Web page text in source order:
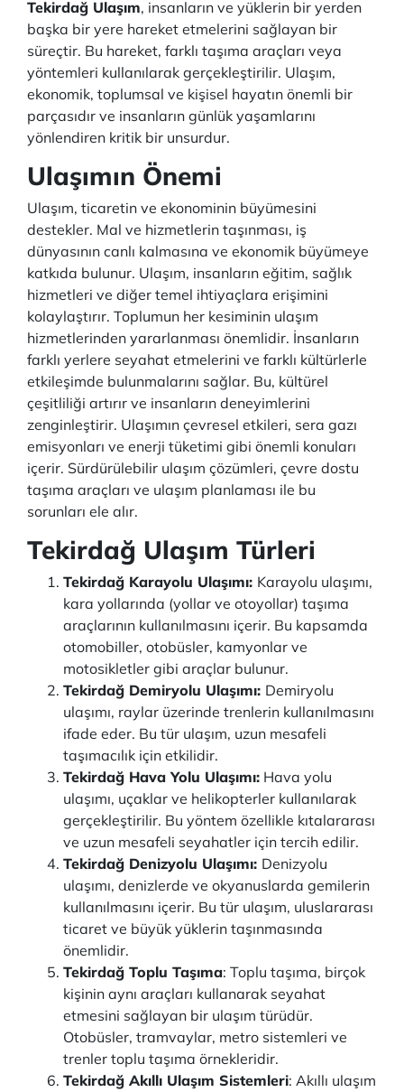
Tekirdağ Ulaşım, insanların ve yüklerin bir yerden
başka bir yere hareket etmelerini sağlayan bir
süreçtir. Bu hareket, farklı taşıma araçları veya
yöntemleri kullanılarak gerçekleştirilir. Ulaşım,
ekonomik, toplumsal ve kişisel hayatın önemli bir
parçasıdır ve insanların günlük yaşamlarını
yönlendiren kritik bir unsurdur.
Ulaşımın Önemi
Ulaşım, ticaretin ve ekonominin büyümesini
destekler. Mal ve hizmetlerin taşınması, iş
dünyasının canlı kalmasına ve ekonomik büyümeye
katkıda bulunur. Ulaşım, insanların eğitim, sağlık
hizmetleri ve diğer temel ihtiyaçlara erişimini
kolaylaştırır. Toplumun her kesiminin ulaşım
hizmetlerinden yararlanması önemlidir. İnsanların
farklı yerlere seyahat etmelerini ve farklı kültürlerle
etkileşimde bulunmalarını sağlar. Bu, kültürel
çeşitliliği artırır ve insanların deneyimlerini
zenginleştirir. Ulaşımın çevresel etkileri, sera gazı
emisyonları ve enerji tüketimi gibi önemli konuları
içerir. Sürdürülebilir ulaşım çözümleri, çevre dostu
taşıma araçları ve ulaşım planlaması ile bu
sorunları ele alır.
Tekirdağ Ulaşım Türleri
Tekirdağ Karayolu Ulaşımı: Karayolu ulaşımı,
kara yollarında (yollar ve otoyollar) taşıma
araçlarının kullanılmasını içerir. Bu kapsamda
otomobiller, otobüsler, kamyonlar ve
motosikletler gibi araçlar bulunur.
Tekirdağ Demiryolu Ulaşımı: Demiryolu
ulaşımı, raylar üzerinde trenlerin kullanılmasını
ifade eder. Bu tür ulaşım, uzun mesafeli
taşımacılık için etkilidir.
Tekirdağ Hava Yolu Ulaşımı: Hava yolu
ulaşımı, uçaklar ve helikopterler kullanılarak
gerçekleştirilir. Bu yöntem özellikle kıtalararası
ve uzun mesafeli seyahatler için tercih edilir.
Tekirdağ Denizyolu Ulaşımı: Denizyolu
ulaşımı, denizlerde ve okyanuslarda gemilerin
kullanılmasını içerir. Bu tür ulaşım, uluslararası
ticaret ve büyük yüklerin taşınmasında
önemlidir.
Tekirdağ Toplu Taşıma: Toplu taşıma, birçok
kişinin aynı araçları kullanarak seyahat
etmesini sağlayan bir ulaşım türüdür.
Otobüsler, tramvaylar, metro sistemleri ve
trenler toplu taşıma örnekleridir.
Tekirdağ Akıllı Ulaşım Sistemleri: Akıllı ulaşım